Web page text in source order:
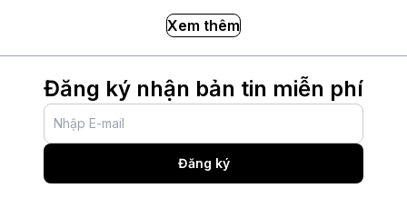
Xem thêm
Đăng ký nhận bản tin miễn phí
Đăng ký